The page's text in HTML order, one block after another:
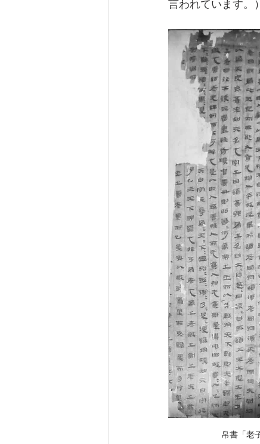
言われています。）
帛書「老